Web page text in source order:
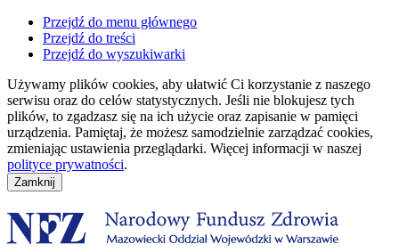
Przejdź do menu głównego
Przejdź do treści
Przejdź do wyszukiwarki
Używamy plików cookies, aby ułatwić Ci korzystanie z naszego
serwisu oraz do celów statystycznych. Jeśli nie blokujesz tych
plików, to zgadzasz się na ich użycie oraz zapisanie w pamięci
urządzenia. Pamiętaj, że możesz samodzielnie zarządzać cookies,
zmieniając ustawienia przeglądarki. Więcej informacji w naszej
polityce prywatności.